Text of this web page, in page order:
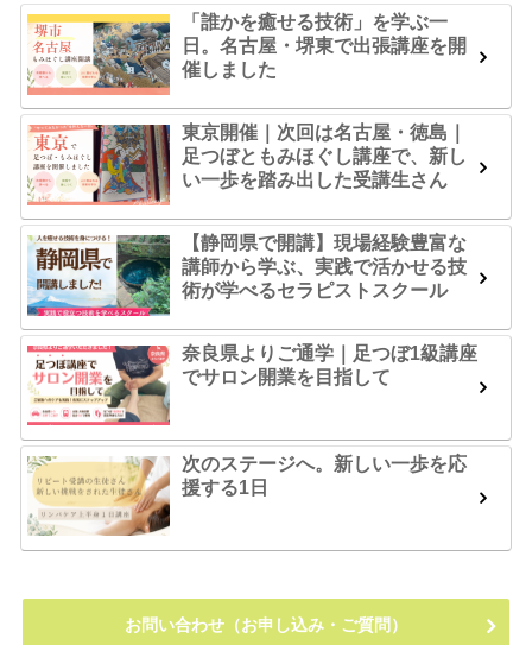
「誰かを癒せる技術」を学ぶ一
日。名古屋・堺東で出張講座を開
催しました
東京開催｜次回は名古屋・徳島｜
足つぼともみほぐし講座で、新し
い一歩を踏み出した受講生さん
【静岡県で開講】現場経験豊富な
講師から学ぶ、実践で活かせる技
術が学べるセラピストスクール
奈良県よりご通学｜足つぼ1級講座
でサロン開業を目指して
次のステージへ。新しい一歩を応
援する1日
お問い合わせ（お申し込み・ご質問）